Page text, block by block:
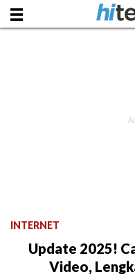
INTERNET
Update 2025!
Video,